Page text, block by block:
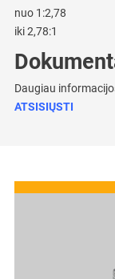
nuo 1:2,78
iki 2,78:1
Daugiau
ATSISIŲSTI